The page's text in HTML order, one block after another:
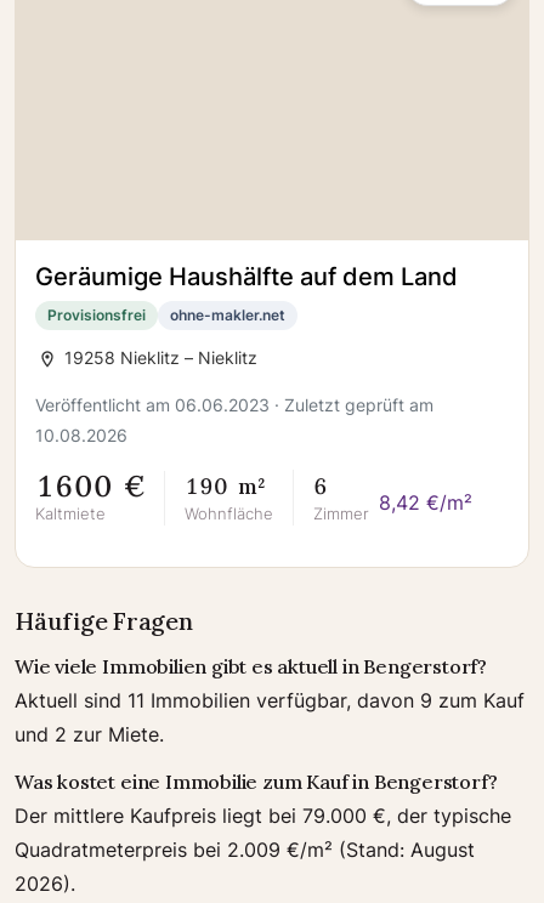
Geräumige Haushälfte auf dem Land
Provisionsfrei ohne-makler.net
19258 Nieklitz – Nieklitz
Veröffentlicht am 06.06.2023 · Zuletzt geprüft am
10.08.2026
1600 €
Kaltmiete
190 m²
Wohnfläche
6
Zimmer 8,42 €/m²
Häufige Fragen
Wie viele Immobilien gibt es aktuell in Bengerstorf?
Aktuell sind 11 Immobilien verfügbar, davon 9 zum Kauf
und 2 zur Miete.
Was kostet eine Immobilie zum Kauf in Bengerstorf?
Der mittlere Kaufpreis liegt bei 79.000 €, der typische
Quadratmeterpreis bei 2.009 €/m² (Stand: August
2026).